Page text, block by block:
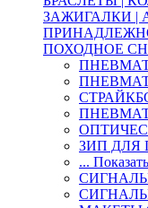
ЗАЖИГАЛКИ |
ПОХОДНОЕ
ЗИП ДЛЯ
...